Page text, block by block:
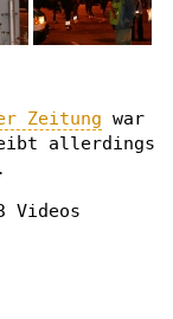
Zeitung war
allerdings
Videos